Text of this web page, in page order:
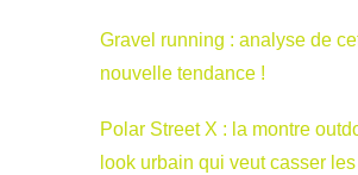
Gravel running : analyse de
nouvelle tendance !
Polar Street X : la montre
look urbain qui veut casser